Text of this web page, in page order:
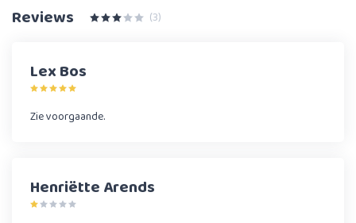
Reviews (3)
Lex Bos
Zie voorgaande.
Henriëtte Arends